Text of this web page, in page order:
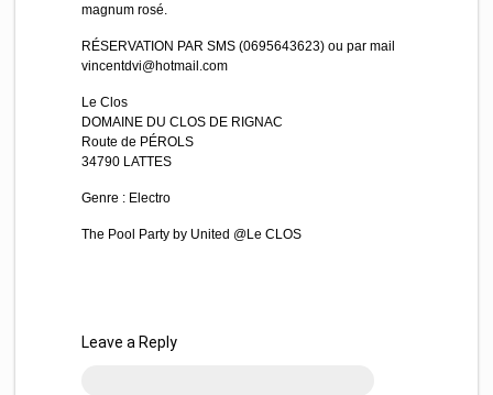
magnum rosé.
RÉSERVATION PAR SMS (0695643623) ou par mail
vincentdvi@hotmail.com
Le Clos
DOMAINE DU CLOS DE RIGNAC
Route de PÉROLS
34790 LATTES
Genre : Electro
The Pool Party by United @Le CLOS
Leave a Reply